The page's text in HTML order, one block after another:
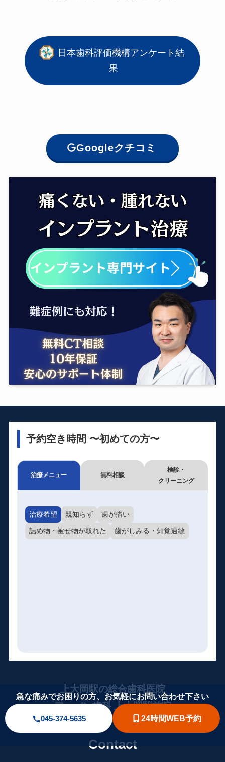
日本歯科評価機構アンケート結
果
Googleクチコミ
急な痛みでお困りの方、お気軽にお問い合わせ下さい
045-374-5635 24時間WEB予約
予約空き時間 〜初めての方〜
治療メニュー 無料相談
検診・
クリーニング
治療希望 親知らず 歯が痛い
詰め物・被せ物が取れた 歯がしみる・知覚過敏
上大岡駅の総合歯科医院
アーバン歯科 上大岡駅前院
Contact